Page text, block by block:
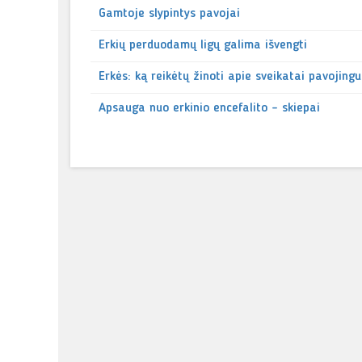
Gamtoje slypintys pavojai
Erkių perduodamų ligų galima išvengti
Erkės: ką reikėtų žinoti apie sveikatai
Apsauga nuo erkinio encefalito – skiepai